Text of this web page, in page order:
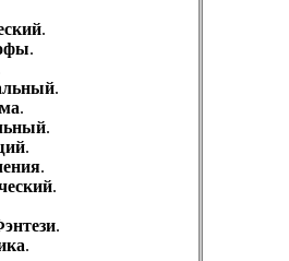
.
.
.
.
.
.
.
.
.
.